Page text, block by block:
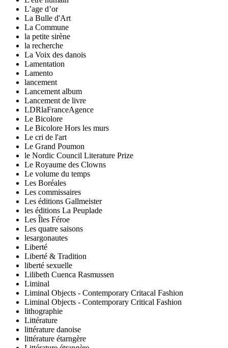
L’age d’or
La Bulle d'Art
La Commune
la petite sirène
la recherche
La Voix des danois
Lamentation
Lamento
lancement
Lancement album
Lancement de livre
LDRlaFranceAgence
Le Bicolore
Le Bicolore Hors les murs
Le cri de l'art
Le Grand Poumon
le Nordic Council Literature Prize
Le Royaume des Clowns
Le volume du temps
Les Boréales
Les commissaires
Les éditions Gallmeister
les éditions La Peuplade
Les Îles Féroe
Les quatre saisons
lesargonautes
Liberté
Liberté & Tradition
liberté sexuelle
Lilibeth Cuenca Rasmussen
Liminal
Liminal Objects - Contemporary Critacal Fashion
Liminal Objects - Contemporary Critical Fashion
lithographie
Littérature
littérature danoise
littérature étarngère